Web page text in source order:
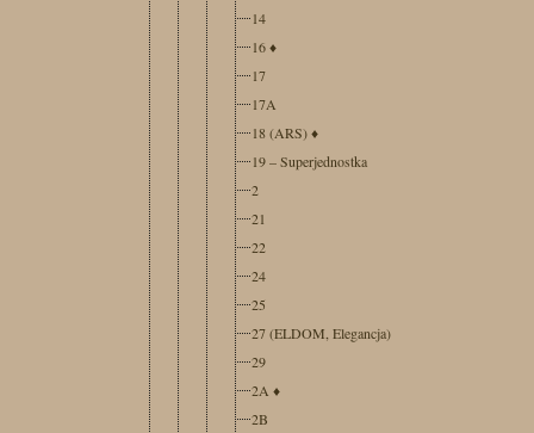
14
16♦
17
17A
18 (ARS)♦
19 – Superjednostka
2
21
22
24
25
27 (ELDOM, Elegancja)
29
2A ♦
2B